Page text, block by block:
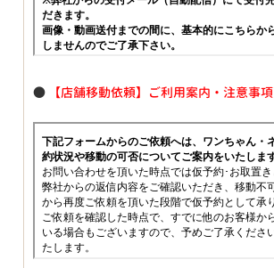
● 【店舗移動依頼】ご利用案内・注意事項